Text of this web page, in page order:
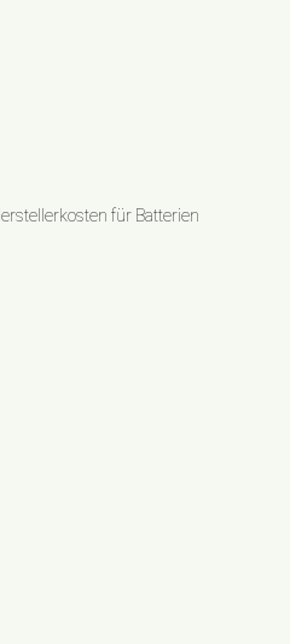
für Batterien